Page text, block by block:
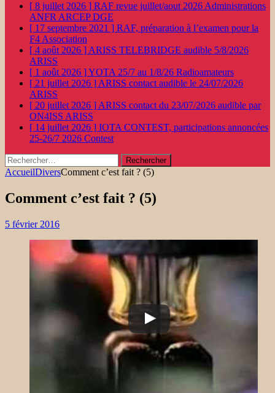
[ 8 juillet 2026 ] RAF revue juillet/aout 2026 Administrations
ANFR ARCEP DGE
[ 17 septembre 2021 ] RAF, préparation à l’examen pour la
F4 Association
[ 4 août 2026 ] ARISS TELEBRIDGE audible 5/8/2026
ARISS
[ 1 août 2026 ]YOTA 25/7 au 1/8/26 Radioamateurs
[ 21 juillet 2026 ] ARISS contact audible le 24/07/2026
ARISS
[ 20 juillet 2026 ] ARISS contact du 23/07/2026 audible par
ON4ISS ARISS
[ 14 juillet 2026 ] IOTA CONTEST, participations annoncées
25-26/7 2026 Contest
Rechercher :
AccueilDiversComment c’est fait ? (5)
Comment c’est fait ? (5)
5 février 2016